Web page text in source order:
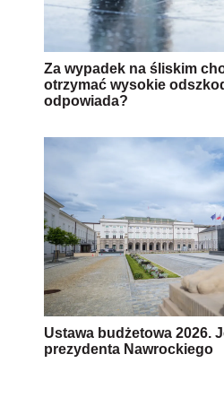
Za wypadek na śliskim
otrzymać wysokie
odpowiada?
Ustawa budżetowa 2026.
prezydenta Nawrockiego